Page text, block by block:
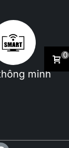
minh
0